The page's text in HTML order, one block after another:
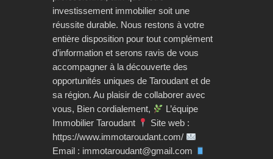
investissement immobilier soit une
réussite durable. Nous restons à votre
entière disposition pour tout complément
d’information et serons ravis de vous
accompagner à la découverte des
opportunités uniques de Taroudant et de
sa région. Au plaisir de collaborer avec
vous, Bien cordialement,
L’équipe
Immobilier Taroudant
Site web :
https://www.immotaroudant.com/
Email : immotaroudant@gmail.com